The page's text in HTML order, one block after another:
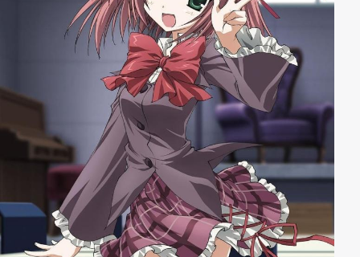
schweren Katzenallergie.